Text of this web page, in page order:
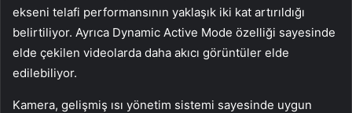
ekseni telafi performansının yaklaşık iki kat artırıldığı
belirtiliyor. Ayrıca Dynamic Active Mode özelliği sayesinde
elde çekilen videolarda daha akıcı görüntüler elde
edilebiliyor.
Kamera, gelişmiş ısı yönetim sistemi sayesinde uygun